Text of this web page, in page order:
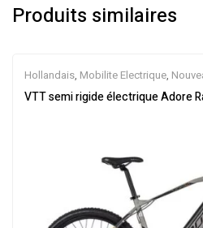
Produits similaires
Hollandais, Mobilite Electrique,
Semi-Rigides,Vélo électrique ville,
VTT semi rigide électrique Adore